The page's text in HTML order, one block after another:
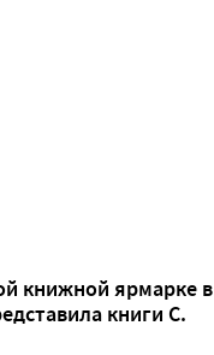
книжной ярмарке в
книги С.